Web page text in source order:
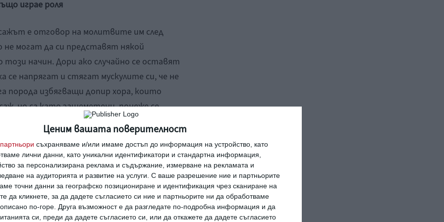
Ценим вашата поверителност
партньори съхраняваме и/или имаме достъп до информация на устройство, като
лични данни, като уникални идентификатори и стандартна информация,
за персонализирана реклама и съдържание, измерване на рекламата и
на аудиторията и развитие на услуги. С ваше разрешение ние и партньорите
точни данни за географско позициониране и идентификация чрез сканиране на
да кликнете, за да дадете съгласието си ние и партньорите ни да обработваме
описано по-горе. Друга възможност е да разгледате по-подробна информация и да
си, преди да дадете съгласието си, или да откажете да дадете съгласието
играе роля
е отговор на молитвите им след
могат да си представят някой
начин. Дори ако случайно се оставят
напрягат и стягат мускулите си, че не
порода избягващи допир хора, които
но са като зашеметени, понеже се
да плачат още на масажната маса.
– мразещите докосване сякаш
и избухват в необясними сълзи.
да докосва тялото им, защото вярват, че
дори мръсни. Но позволят ли веднъж на
масажист или инструктор по йога, може